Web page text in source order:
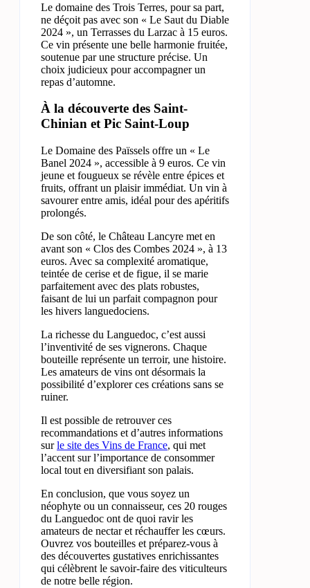
Le domaine des Trois Terres, pour sa part,
ne déçoit pas avec son « Le Saut du Diable
2024 », un Terrasses du Larzac à 15 euros.
Ce vin présente une belle harmonie fruitée,
soutenue par une structure précise. Un
choix judicieux pour accompagner un
repas d’automne.
À la découverte des Saint-
Chinian et Pic Saint-Loup
Le Domaine des Païssels offre un « Le
Banel 2024 », accessible à 9 euros. Ce vin
jeune et fougueux se révèle entre épices et
fruits, offrant un plaisir immédiat. Un vin à
savourer entre amis, idéal pour des apéritifs
prolongés.
De son côté, le Château Lancyre met en
avant son « Clos des Combes 2024 », à 13
euros. Avec sa complexité aromatique,
teintée de cerise et de figue, il se marie
parfaitement avec des plats robustes,
faisant de lui un parfait compagnon pour
les hivers languedociens.
La richesse du Languedoc, c’est aussi
l’inventivité de ses vignerons. Chaque
bouteille représente un terroir, une histoire.
Les amateurs de vins ont désormais la
possibilité d’explorer ces créations sans se
ruiner.
Il est possible de retrouver ces
recommandations et d’autres informations
surle site des Vins de France, qui met
l’accent sur l’importance de consommer
local tout en diversifiant son palais.
En conclusion, que vous soyez un
néophyte ou un connaisseur, ces 20 rouges
du Languedoc ont de quoi ravir les
amateurs de nectar et réchauffer les cœurs.
Ouvrez vos bouteilles et préparez-vous à
des découvertes gustatives enrichissantes
qui célèbrent le savoir-faire des viticulteurs
de notre belle région.